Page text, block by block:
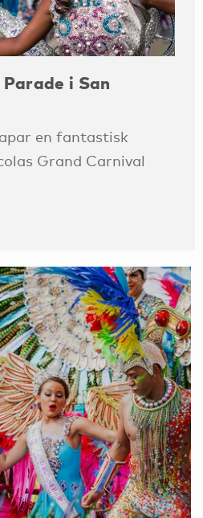
i San
en fantastisk
Grand Carnival